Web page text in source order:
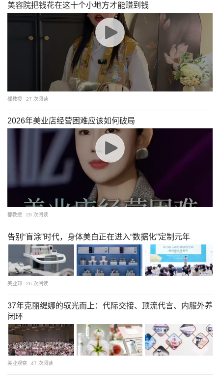
美容院把钱花在这十个小地方才能赚到钱
都教授 27 次阅读
2026年美业店经营困难应该如何破局
都教授 29 次阅读
告别“盲涂”时代，身体美白正在进入“数据化”定制元年
美业邦 26 次阅读
37年克丽缇娜的驭光而上：代际交接、顶流代言、内服外养
闭环
美业观察 47 次阅读